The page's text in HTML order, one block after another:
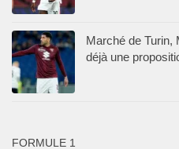
Marché de Turin,
déjà une
FORMULE 1